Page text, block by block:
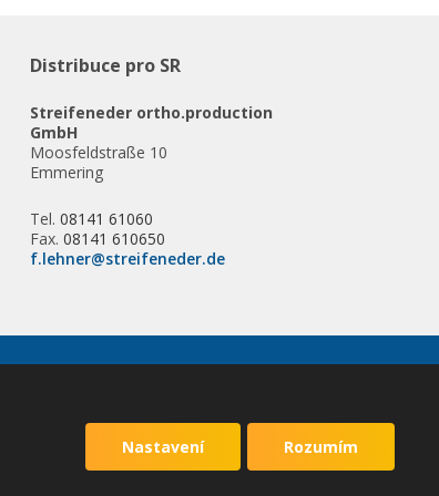
Distribuce pro SR
Streifeneder ortho.production
GmbH
Moosfeldstraße 10
Emmering
Tel. 08141 61060
Fax. 08141 610650
f.lehner@streifeneder.de
Nastavení Rozumím